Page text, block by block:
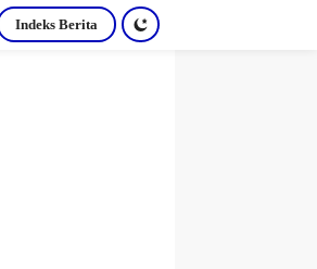
Indeks Berita